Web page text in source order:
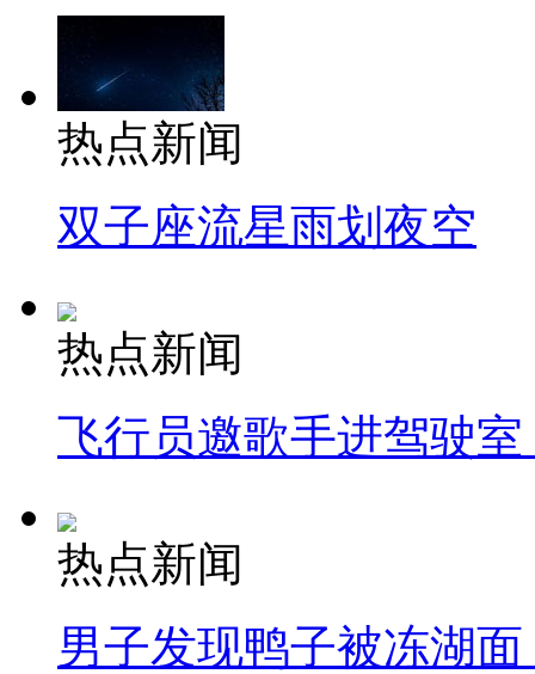
热点新闻
双子座流星雨划夜空
热点新闻
飞行员邀歌手进驾驶
热点新闻
男子发现鸭子被冻湖